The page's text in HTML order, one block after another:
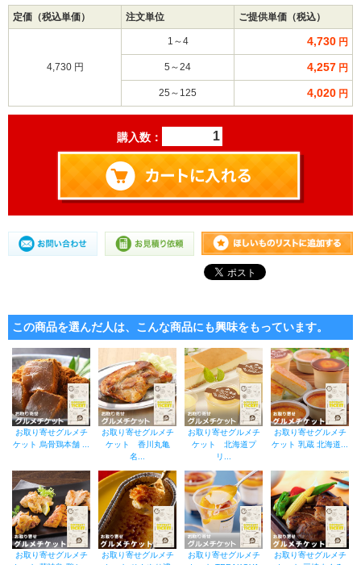
定価（税込単価） 注文単位 ご提供単価（税込）
4,730 円
1～4 4,730 円
5～24 4,257 円
25～125 4,020 円
購入数：
この商品を選んだ人は、こんな商品にも興味をもっています。
お取り寄せグルメチ
ケット 烏骨鶏本舗 ...
お取り寄せグルメチ
ケット 香川丸亀
名...
お取り寄せグルメチ
ケット 北海道プ
リ...
お取り寄せグルメチ
ケット 乳蔵 北海道...
お取り寄せグルメチ
お取り寄せグルメチ
お取り寄せグルメチ
お取り寄せグルメチ